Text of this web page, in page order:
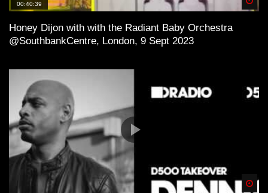
00:40:39
Honey Dijon with with the Radiant Baby Orchestra
@SouthbankCentre, London, 9 Sept 2023